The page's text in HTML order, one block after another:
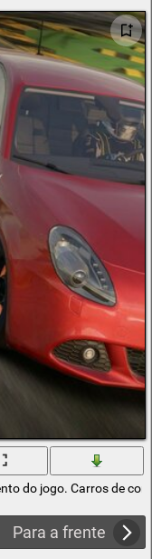
do jogo. Carros de
Para a frente